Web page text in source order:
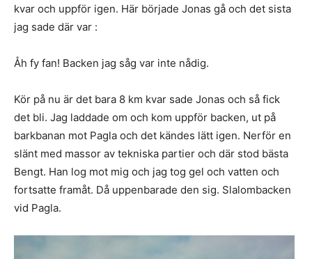
kvar och uppför igen. Här började Jonas gå och det sista
jag sade där var :
Åh fy fan! Backen jag såg var inte nådig.
Kör på nu är det bara 8 km kvar sade Jonas och så fick
det bli. Jag laddade om och kom uppför backen, ut på
barkbanan mot Pagla och det kändes lätt igen. Nerför en
slänt med massor av tekniska partier och där stod bästa
Bengt. Han log mot mig och jag tog gel och vatten och
fortsatte framåt. Då uppenbarade den sig. Slalombacken
vid Pagla.